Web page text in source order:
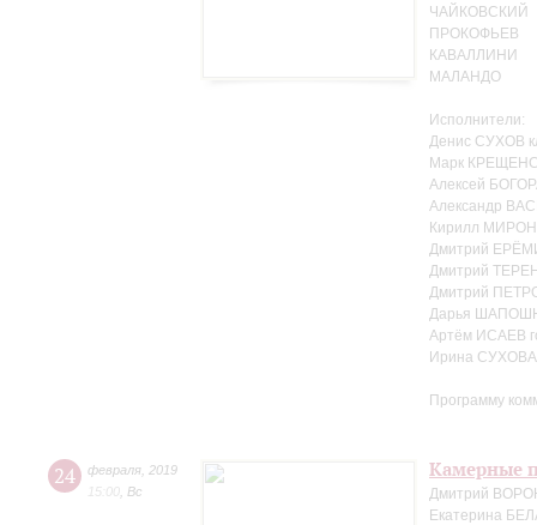
ЧАЙКОВСКИЙ
ПРОКОФЬЕВ
КАВАЛЛИНИ
МАЛАНДО
Исполнители:
Денис СУХОВ
Марк
Алексей
Александр
Кирилл МИРОН
Дмитрий
Дмитрий
Дмитрий
Дарья
Артём ИСАЕВ
Ирина СУХОВА
Программу
24 февраля 2019
15:00 Вс
Камерные
Дмитрий
Екатерина